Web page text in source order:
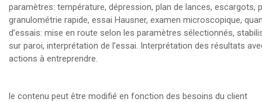
paramètres: température, dépression, plan de lances,
granulométrie rapide, essai Hausner, examen microscopique,
d’essais: mise en route selon les paramètres sélectionnés,
sur paroi, interprétation de l’essai. Interprétation des résultats
actions à entreprendre.
le contenu peut être modifié en fonction des besoins du client